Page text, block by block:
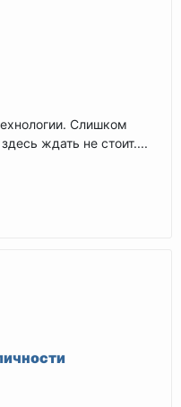
Слишком
ждать не стоит....